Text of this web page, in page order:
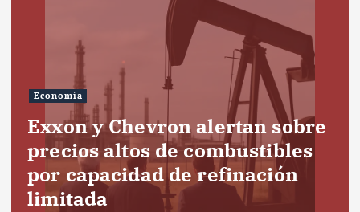
Economía
Exxon y Chevron alertan sobre
precios altos de combustibles
por capacidad de refinación
limitada